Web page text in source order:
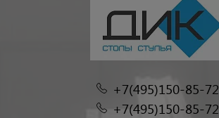
+7(495)150-85-72
+7(495)150-85-72